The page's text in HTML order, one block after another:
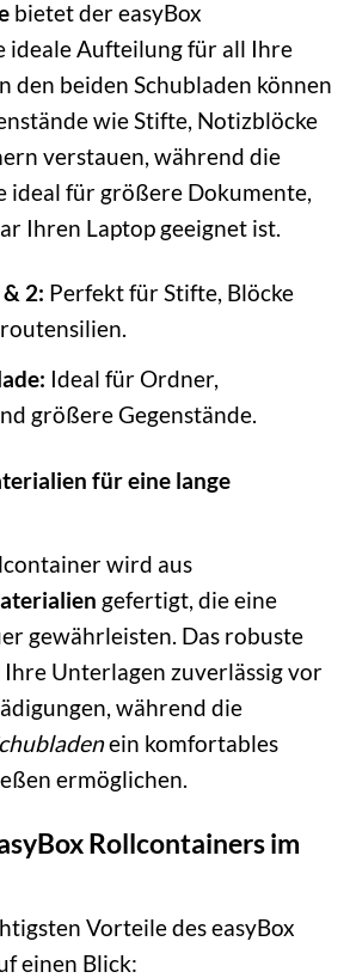
bietet der easyBox
ideale Aufteilung für all Ihre
den beiden Schubladen können
wie Stifte, Notizblöcke
verstauen, während die
ideal für größere Dokumente,
Ihren Laptop geeignet ist.
2: Perfekt für Stifte, Blöcke
Ideal für Ordner,
größere Gegenstände.
für eine lange
wird aus
gefertigt, die eine
gewährleisten. Das robuste
Ihre Unterlagen zuverlässig vor
während die
ein komfortables
ermöglichen.
Rollcontainers im
Vorteile des easyBox
einen Blick: